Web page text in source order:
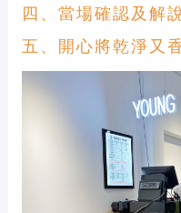
四、當場確認及解
五、開心將乾淨又